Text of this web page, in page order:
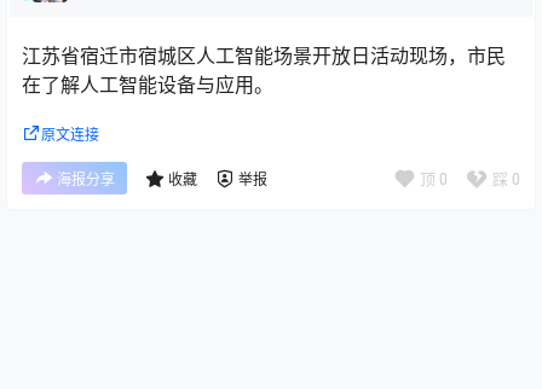
江苏省宿迁市宿城区人工智能场景开放日活动现场，市民
在了解人工智能设备与应用。
原文连接
海报分享 收藏 举报 顶 0 踩 0